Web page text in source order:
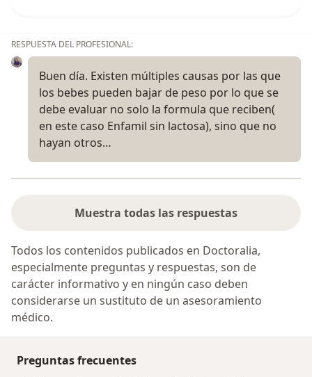
RESPUESTA DEL PROFESIONAL:
Buen día. Existen múltiples causas por las que
los bebes pueden bajar de peso por lo que se
debe evaluar no solo la formula que reciben(
en este caso Enfamil sin lactosa), sino que no
hayan otros…
Muestra todas las respuestas
Todos los contenidos publicados en Doctoralia,
especialmente preguntas y respuestas, son de
carácter informativo y en ningún caso deben
considerarse un sustituto de un asesoramiento
médico.
Preguntas frecuentes